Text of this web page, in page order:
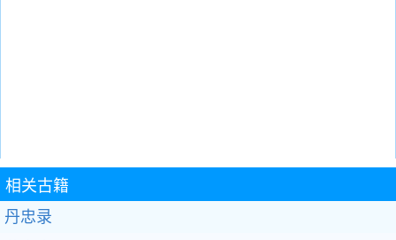
相关古籍
丹忠录